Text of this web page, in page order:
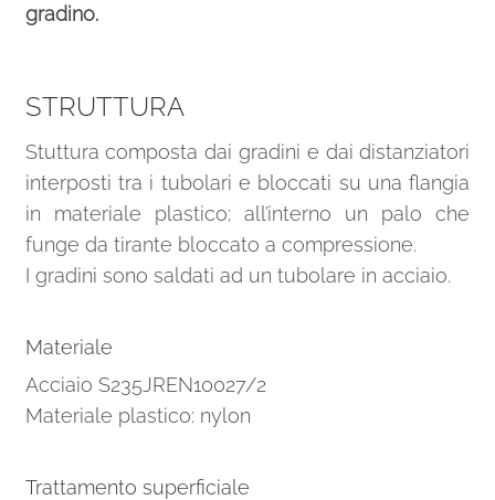
gradino.
STRUTTURA
Stuttura composta dai gradini e dai distanziatori
interposti tra i tubolari e bloccati su una flangia
in materiale plastico; all’interno un palo che
funge da tirante bloccato a compressione.
I gradini sono saldati ad un tubolare in acciaio.
Materiale
Acciaio S235JREN10027/2
Materiale plastico: nylon
Trattamento superficiale